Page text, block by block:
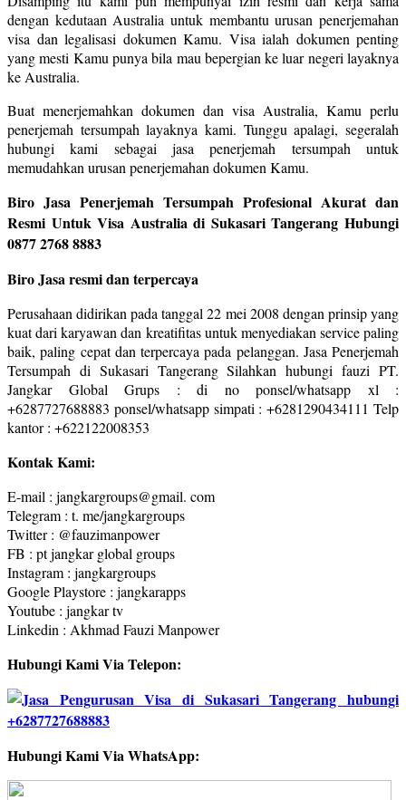
dengan kedutaan Australia untuk membantu urusan penerjemahan
visa dan legalisasi dokumen Kamu. Visa ialah dokumen penting
yang mesti Kamu punya bila mau bepergian ke luar negeri layaknya
ke Australia.
Buat menerjemahkan dokumen dan visa Australia, Kamu perlu
penerjemah tersumpah layaknya kami. Tunggu apalagi, segeralah
hubungi kami sebagai jasa penerjemah tersumpah untuk
memudahkan urusan penerjemahan dokumen Kamu.
Biro Jasa Penerjemah Tersumpah Profesional Akurat dan
Resmi Untuk Visa Australia di Sukasari Tangerang Hubungi
0877 2768 8883
Biro Jasa resmi dan terpercaya
Perusahaan didirikan pada tanggal 22 mei 2008 dengan prinsip yang
kuat dari karyawan dan kreatifitas untuk menyediakan service paling
baik, paling cepat dan terpercaya pada pelanggan. Jasa Penerjemah
Tersumpah di Sukasari Tangerang Silahkan hubungi fauzi PT.
Jangkar Global Grups : di no ponsel/whatsapp xl :
+6287727688883 ponsel/whatsapp simpati : +6281290434111 Telp
kantor : +622122008353
Kontak Kami:
E-mail : jangkargroups@gmail. com
Telegram : t. me/jangkargroups
Twitter : @fauzimanpower
FB : pt jangkar global groups
Instagram : jangkargroups
Google Playstore : jangkarapps
Youtube : jangkar tv
Linkedin : Akhmad Fauzi Manpower
Hubungi Kami Via Telepon:
Hubungi Kami Via WhatsApp: